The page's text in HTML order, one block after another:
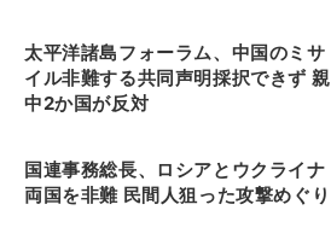
太平洋諸島フォーラム、中国のミサ
イル非難する共同声明採択できず 親
中2か国が反対
国連事務総長、ロシアとウクライナ
両国を非難 民間人狙った攻撃めぐり